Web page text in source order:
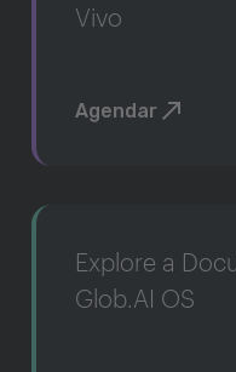
Vivo
Agendar
Explore a
Glob.AI OS